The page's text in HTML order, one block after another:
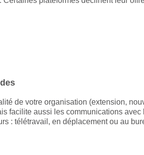
de votre organisation (extension,
facilite aussi les communications avec
: télétravail, en déplacement ou au